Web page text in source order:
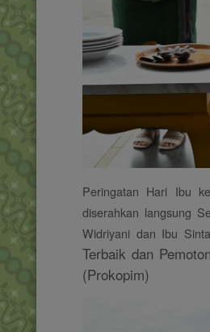
Peringatan Hari Ibu
diserahkan langsung
Widriyani dan Ibu
Terbaik dan
(Prokopim)